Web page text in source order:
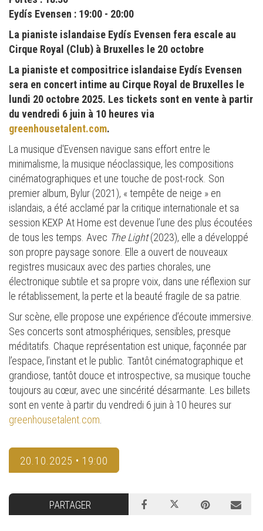
Eydís Evensen : 19:00 - 20:00
La pianiste islandaise Eydís Evensen fera escale au
Cirque Royal (Club) à Bruxelles le 20 octobre
La pianiste et compositrice islandaise Eydís Evensen
sera en concert intime au Cirque Royal de Bruxelles le
lundi 20 octobre 2025. Les tickets sont en vente à partir
du vendredi 6 juin à 10 heures via
greenhousetalent.com.
La musique d'Evensen navigue sans effort entre le
minimalisme, la musique néoclassique, les compositions
cinématographiques et une touche de post-rock. Son
premier album, Bylur (2021), « tempête de neige » en
islandais, a été acclamé par la critique internationale et sa
session KEXP At Home est devenue l’une des plus écoutées
de tous les temps. Avec The Light(2023), elle a développé
son propre paysage sonore. Elle a ouvert de nouveaux
registres musicaux avec des parties chorales, une
électronique subtile et sa propre voix, dans une réflexion sur
le rétablissement, la perte et la beauté fragile de sa patrie.
Sur scène, elle propose une expérience d’écoute immersive.
Ses concerts sont atmosphériques, sensibles, presque
méditatifs. Chaque représentation est unique, façonnée par
l’espace, l’instant et le public. Tantôt cinématographique et
grandiose, tantôt douce et introspective, sa musique touche
toujours au cœur, avec une sincérité désarmante. Les billets
sont en vente à partir du vendredi 6 juin à 10 heures sur
greenhousetalent.com.
20.10.2025 • 19:00
PARTAGER